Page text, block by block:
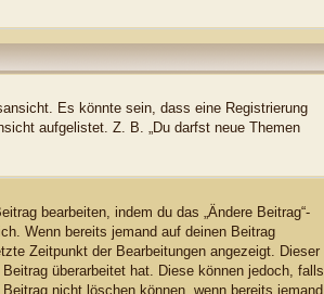
Es könnte sein, dass eine Registrierung
aufgelistet. Z. B. „Du darfst neue Themen
bearbeiten, indem du das „Ändere Beitrag“-
Wenn bereits jemand auf deinen Beitrag
Zeitpunkt der Bearbeitungen angezeigt. Dieser
überarbeitet hat. Diese können jedoch, falls
nicht löschen können, wenn bereits jemand